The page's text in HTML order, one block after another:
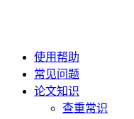
使用帮助
常见问题
论文知识
查重常识